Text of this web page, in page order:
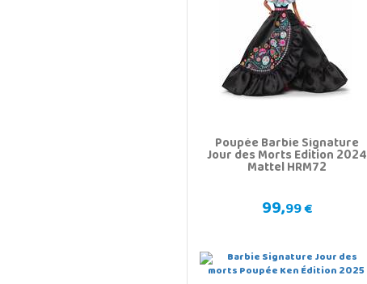
Poupée Barbie Signature
Jour des Morts Edition 2024
Mattel HRM72
99,99 €